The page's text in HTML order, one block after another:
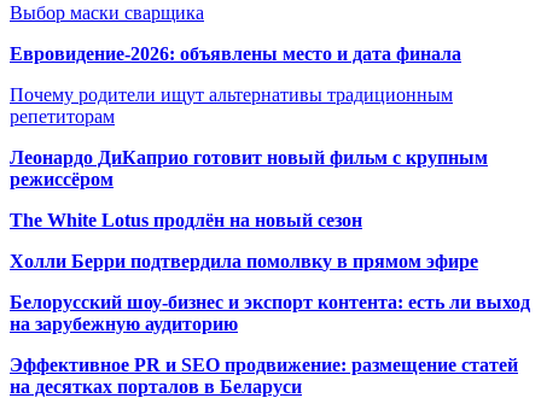
Выбор маски сварщика
Евровидение-2026: объявлены место и дата финала
Почему родители ищут альтернативы традиционным
репетиторам
Леонардо ДиКаприо готовит новый фильм с крупным
режиссёром
The White Lotus продлён на новый сезон
Холли Берри подтвердила помолвку в прямом эфире
Белорусский шоу-бизнес и экспорт контента: есть ли выход
на зарубежную аудиторию
Эффективное PR и SEO продвижение: размещение статей
на десятках порталов в Беларуси